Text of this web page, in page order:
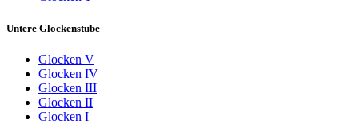
Untere Glockenstube
Glocken V
Glocken IV
Glocken III
Glocken II
Glocken I